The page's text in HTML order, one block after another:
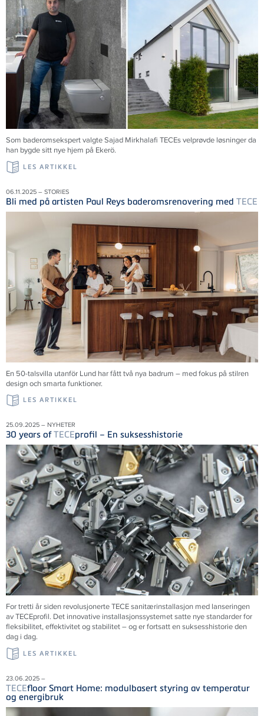
Som baderomsekspert valgte Sajad Mirkhalafi TECEs velprøvde løsninger da
han bygde sitt nye hjem på Ekerö.
LES ARTIKKEL
06.11.2025 – STORIES
Bli med på artisten Paul Reys baderomsrenovering med TECE
En 50-talsvilla utanför Lund har fått två nya badrum – med fokus på stilren
design och smarta funktioner.
LES ARTIKKEL
25.09.2025 – NYHETER
30 years ofTECEprofil – En suksesshistorie
For tretti år siden revolusjonerteTECEsanitærinstallasjon med lanseringen
avTECEprofil. Det innovative installasjonssystemet satte nye standarder for
fleksibilitet, effektivitet og stabilitet – og er fortsatt en suksesshistorie den
dag i dag.
LES ARTIKKEL
23.06.2025 –
TECEfloor Smart Home: modulbasert styring av temperatur
og energibruk